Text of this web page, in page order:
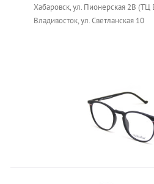
Хабаровск, ул. Пионерская 2В (ТЦ
Владивосток, ул. Светланская 10